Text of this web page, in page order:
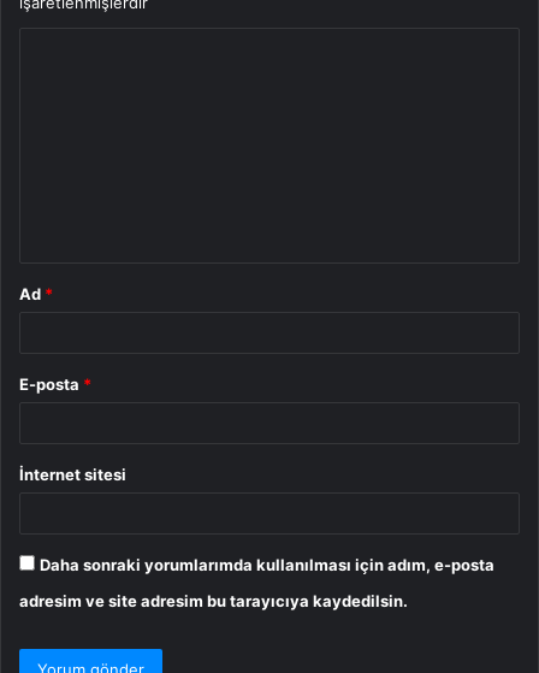
Ad *
E-posta *
İnternet sitesi
Daha sonraki yorumlarımda kullanılması için adım, e-posta
adresim ve site adresim bu tarayıcıya kaydedilsin.